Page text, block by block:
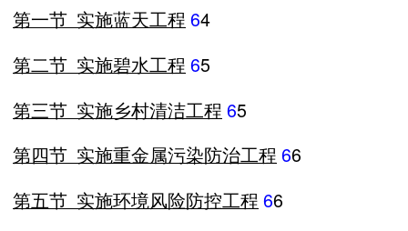
第一节 实施蓝天工程 64
第二节 实施碧水工程 65
第三节 实施乡村清洁工程 65
第四节 实施重金属污染防治工程 66
第五节 实施环境风险防控工程 66